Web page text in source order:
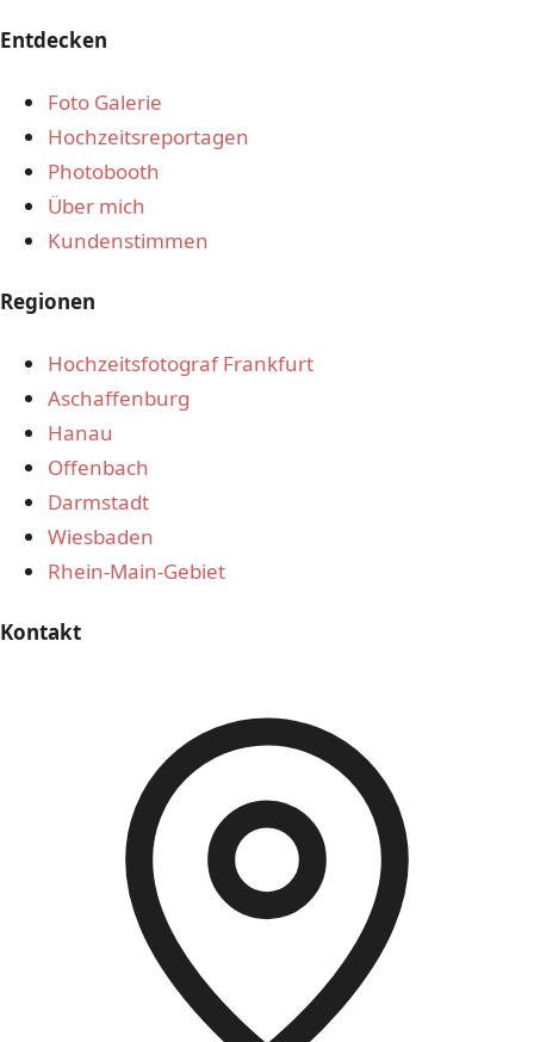
Entdecken
Foto Galerie
Hochzeitsreportagen
Photobooth
Über mich
Kundenstimmen
Regionen
Hochzeitsfotograf Frankfurt
Aschaffenburg
Hanau
Offenbach
Darmstadt
Wiesbaden
Rhein-Main-Gebiet
Kontakt